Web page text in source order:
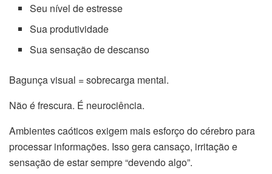
Seu nível de estresse
Sua produtividade
Sua sensação de descanso
Bagunça visual = sobrecarga mental.
Não é frescura. É neurociência.
Ambientes caóticos exigem mais esforço do cérebro para
processar informações. Isso gera cansaço, irritação e
sensação de estar sempre “devendo algo”.